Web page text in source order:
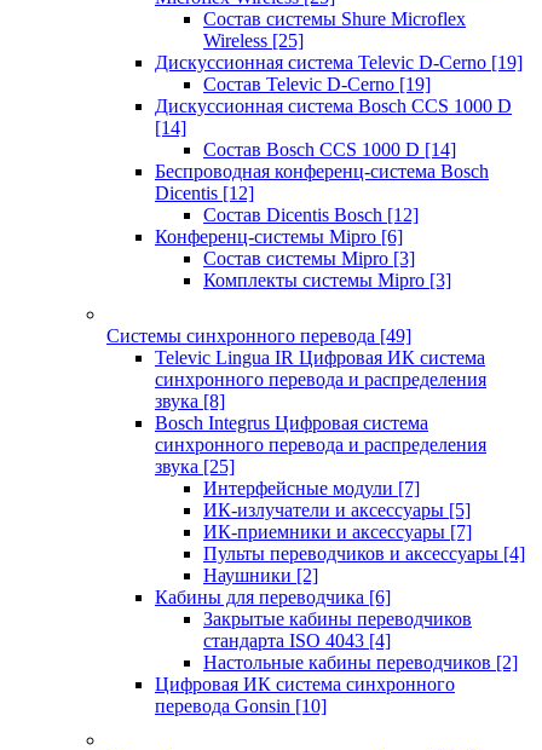
Состав системы Shure Microflex
Wireless [25]
Дискуссионная система Televic D-Cerno [19]
Состав Televic D-Cerno [19]
Дискуссионная система Bosch CCS 1000 D
[14]
Состав Bosch CCS 1000 D [14]
Беспроводная конференц-система Bosch
Dicentis [12]
Состав Dicentis Bosch [12]
Конференц-системы Mipro [6]
Состав системы Mipro [3]
Комплекты системы Mipro [3]
Системы синхронного перевода [49]
Televic Lingua IR Цифровая ИК система
синхронного перевода и распределения
звука [8]
Bosch Integrus Цифровая система
синхронного перевода и распределения
звука [25]
Интерфейсные модули [7]
ИК-излучатели и аксессуары [5]
ИК-приемники и аксессуары [7]
Пульты переводчиков и аксессуары [4]
Наушники [2]
Кабины для переводчика [6]
Закрытые кабины переводчиков
стандарта ISO 4043 [4]
Настольные кабины переводчиков [2]
Цифровая ИК система синхронного
перевода Gonsin [10]